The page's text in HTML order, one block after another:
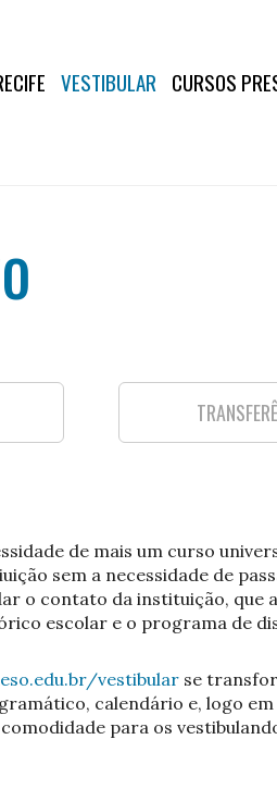
VESTIBULAR CURSOS
de mais um curso
sem a necessidade de
o contato da instituição, que
escolar e o programa de
vestibular se
calendário e, logo
para os